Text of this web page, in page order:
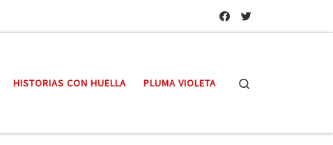
HISTORIAS CON HUELLA PLUMA VIOLETA